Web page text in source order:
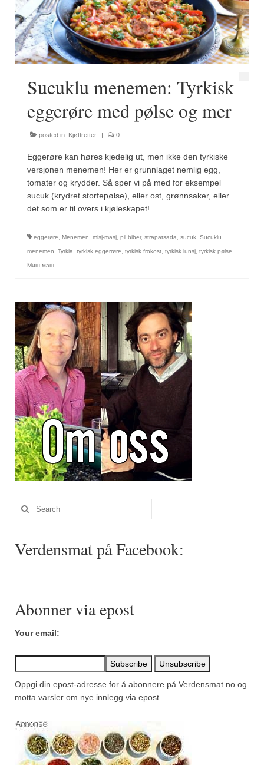
Fugl
Gryteretter
Snacks
Supper
Olivenolje, oppskrifter
Krydder, oppskrifter
Albóndigaskrydder
Bouquet garni
Brennesle
Cajunkrydder, sterkt
Estragon
Guindillas
Herbes de Provence
Kjørvel
Krøderens husmannsmiks
Løpstikke
Massalé seychellois
Merian
Ñora
Paprikapulver, edelsøtt
Piment d’Espelette
Purreløk (tørket)
Rosépepper
Sucuklu menemen: Tyrkisk
eggerøre med pølse og mer
posted in: Kjøttretter | 0
Eggerøre kan høres kjedelig ut, men ikke den tyrkiske
versjonen menemen! Her er grunnlaget nemlig egg,
tomater og krydder. Så sper vi på med for eksempel
sucuk (krydret storfepølse), eller ost, grønnsaker, eller
det som er til overs i kjøleskapet!
eggerøre Menemen misj-masj pil biber, strapatsada sucuk Sucuklu
menemen Tyrkia tyrkisk eggerrøre tyrkisk frokost tyrkisk lunsj tyrkisk pølse
Миш-маш
Search
for:
Verdensmat på Facebook:
Abonner via epost
Your email:
Oppgi din epost-adresse for å abonnere på Verdensmat.no og
motta varsler om nye innlegg via epost.